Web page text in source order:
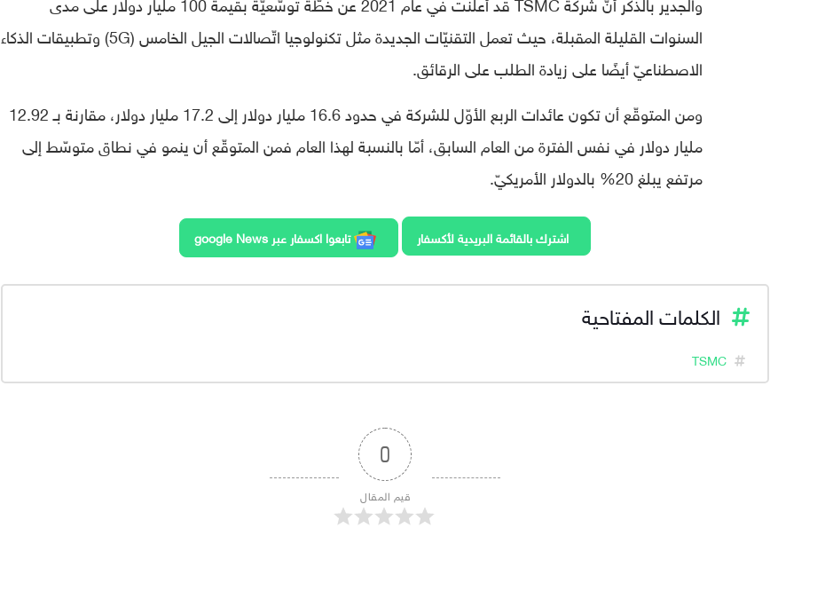
السنوات القليلة المقبلة، حيث تعمل التقنيّات الجديدة مثل تكنولوجيا اتّصالات الجيل الخامس (5G) وتطبيقات الذكاء
الاصطناعيّ أيضًا على زيادة الطلب على الرقائق.
ومن المتوقّع أن تكون عائدات الربع الأوّل للشركة في حدود 16.6 مليار دولار إلى 17.2 مليار دولار، مقارنة بـ 12.92
مليار دولار في نفس الفترة من العام السابق، أمّا بالنسبة لهذا العام فمن المتوقّع أن ينمو في نطاق متوسّط ​​إلى
مرتفع يبلغ 20% بالدولار الأمريكيّ.
اشترك بالقائمة البريدية لأكسفار تابعوا اكسفار عبر google News
الكلمات المفتاحية
TSMC
0
قيم المقال